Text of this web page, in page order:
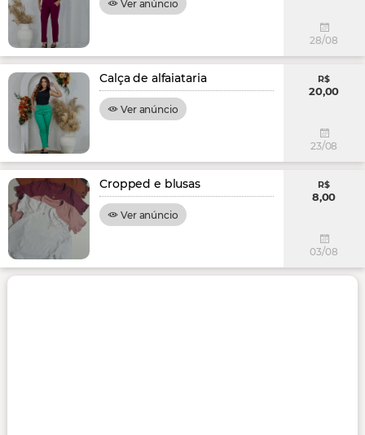
Ver anúncio
28/08
Calça de alfaiataria
Ver anúncio
R$
20,00
23/08
Cropped e blusas
Ver anúncio
R$
8,00
03/08